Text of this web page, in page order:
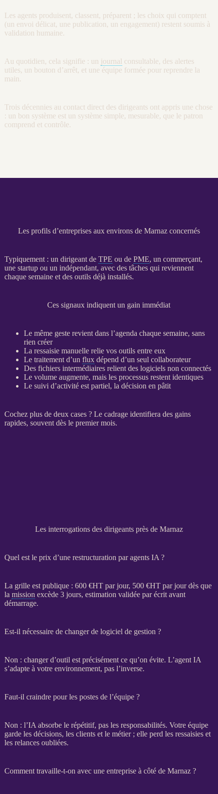
Les agents produisent, classent, préparent ; les choix qui comptent
(un envoi délicat, une publication, un engagement) restent soumis à
validation humaine.
Au quotidien, cela signifie : un journal consultable, des alertes
utiles, un bouton d’arrêt, et une équipe formée pour reprendre la
main.
Trois décennies au contact direct des dirigeants ont appris une chose
: un bon système est un système simple, mesurable, que le patron
comprend et contrôle.
Les profils d’entreprises aux environs de Marnaz concernés
Typiquement : un dirigeant de TPE ou de PME, un commerçant,
une startup ou un indépendant, avec des tâches qui reviennent
chaque semaine et des outils déjà installés.
Ces signaux indiquent un gain immédiat
Le même geste revient dans l’agenda chaque semaine, sans
rien créer
La ressaisie manuelle relie vos outils entre eux
Le traitement d’un fluxdépend d’un seul collaborateur
Des fichiers intermédiaires relient des logiciels non connectés
Le volume augmente, mais les processusrestent identiques
Le suivi d’activité est partiel, la décision en pâtit
Cochez plus de deux cases ? Le cadrageidentifiera des gains
rapides, souvent dès le premier mois.
Les interrogations des dirigeants près de Marnaz
Quel est le prix d’une restructuration par agents IA ?
La grille est publique : 600 €HTpar jour, 500 €HTpar jour dès que
la mission excède 3 jours, estimation validée par écrit avant
démarrage.
Est-il nécessaire de changer de logiciel de gestion ?
Non : changer d’outil est précisément ce qu’on évite. L’agent IA
s’adapte à votre environnement, pas l’inverse.
Faut-il craindre pour les postes de l’équipe ?
Non : l’IA absorbe le répétitif, pas les responsabilités. Votre équipe
garde les décisions, les clients et le métier ; elle perd les ressaisies et
les relancesoubliées.
Comment travaille-t-on avec une entreprise à côté de Marnaz ?